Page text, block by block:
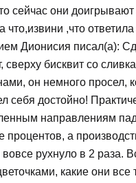
сейчас они доигрывают
что,извини ,что ответила
Дионисия писал(а):
сверху бисквит со
он немного просел,
себя достойно!
направлениям
процентов, а
вовсе рухнуло в 2 раза.
какие они все